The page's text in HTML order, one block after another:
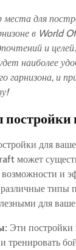
места для
в World
и
наиболее
гарнизона, и
постройки
для
может
и
типы
для
Эти постройки
тренировать